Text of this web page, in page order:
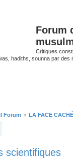
Forum
Critiques
hadiths, sounna par des
Forum LA FACE
scientifiques